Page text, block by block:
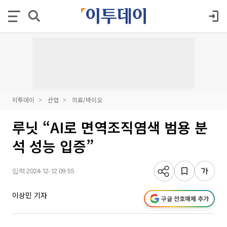
이투데이 산업 의료/바이오
루닛 “AI로 면역조직염색 범용 분
석 성능 입증”
입력 2024-12-12 09:55
이상민 기자 구글 선호매체 추가